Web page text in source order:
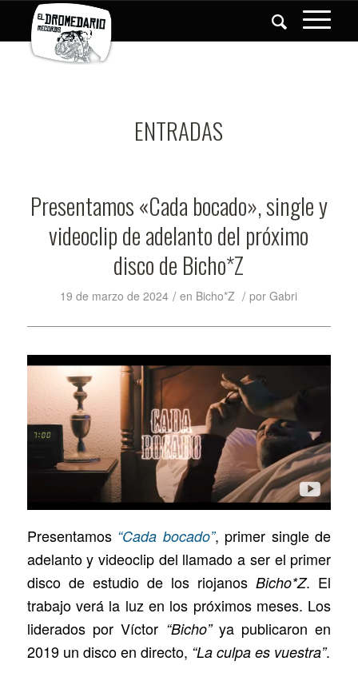
ENTRADAS
Presentamos «Cada bocado», single y
videoclip de adelanto del próximo
disco de Bicho*Z
19 de marzo de 2024 / en Bicho*Z / porGabri
Presentamos “Cada bocado”, primer single de
adelanto y videoclip del llamado a ser el primer
disco de estudio de los riojanosBicho*Z. El
trabajo verá la luz en los próximos meses. Los
liderados por Víctor “Bicho”ya publicaron en
2019 un disco en directo, “La culpa es vuestra”.